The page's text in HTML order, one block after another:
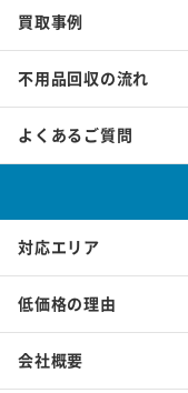
買取事例
不用品回収の流れ
よくあるご質問
対応エリア
低価格の理由
会社概要